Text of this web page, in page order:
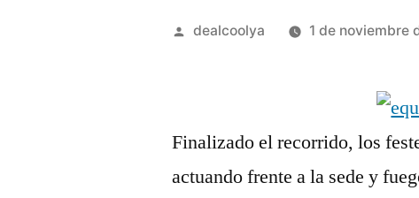
Publicado
dealcoolya 1 de noviembre
Finalizado el recorrido, los
actuando frente a la sede y